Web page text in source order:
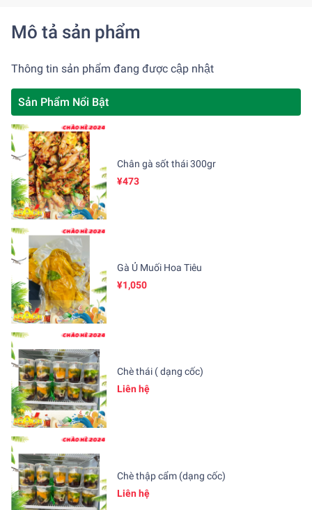
Mô tả sản phẩm
Thông tin sản phẩm đang được cập nhật
Sản Phẩm Nổi Bật
Chân gà sốt thái 300gr
¥473
Gà Ủ Muối Hoa Tiêu
¥1,050
Chè thái ( dạng cốc)
Liên hệ
Chè thập cẩm (dạng cốc)
Liên hệ